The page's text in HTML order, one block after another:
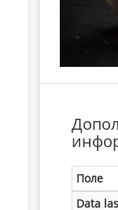
Поле
Data